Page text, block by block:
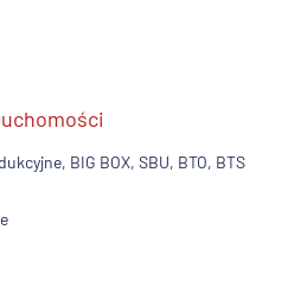
BIG BOX, SBU, BTO, BTS